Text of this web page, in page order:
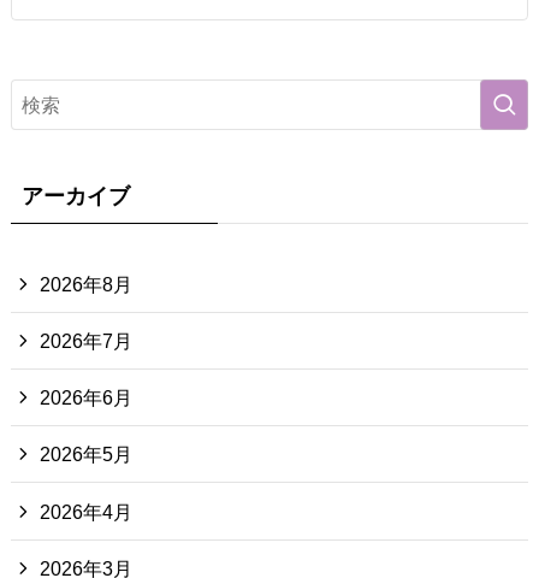
アーカイブ
2026年8月
2026年7月
2026年6月
2026年5月
2026年4月
2026年3月